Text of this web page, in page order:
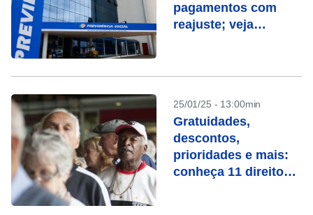
pagamentos com
reajuste; veja
25/01/25 - 13:00min
Gratuidades,
descontos,
prioridades e mais:
conheça 11 direitos